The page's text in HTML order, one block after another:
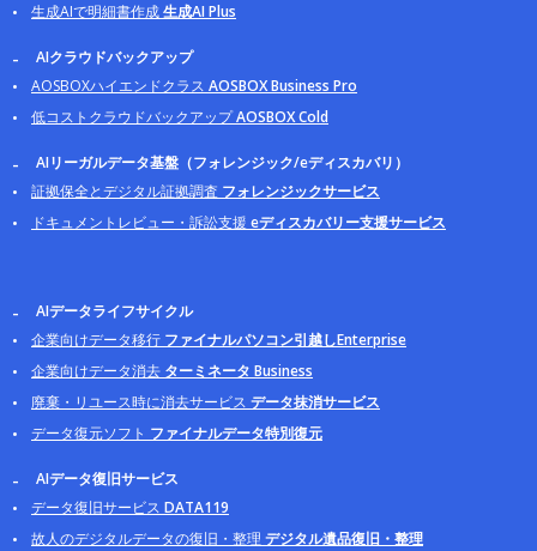
生成AIで明細書作成生成AI Plus
AIクラウドバックアップ
AOSBOXハイエンドクラス AOSBOX Business Pro
低コストクラウドバックアップAOSBOX Cold
AIリーガルデータ基盤（フォレンジック/eディスカバリ）
証拠保全とデジタル証拠調査 フォレンジックサービス
ドキュメントレビュー・訴訟支援eディスカバリー支援サービス
AIデータライフサイクル
企業向けデータ移行 ファイナルパソコン引越しEnterprise
企業向けデータ消去 ターミネータ Business
廃棄・リユース時に消去サービス データ抹消サービス
データ復元ソフト ファイナルデータ特別復元
AIデータ復旧サービス
データ復旧サービス DATA119
故人のデジタルデータの復旧・整理デジタル遺品復旧・整理